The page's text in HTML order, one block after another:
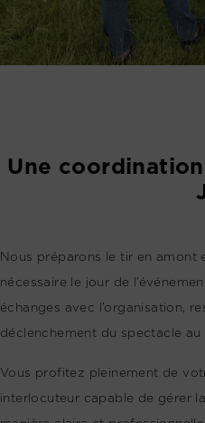
Une
Nous préparons le tir en amont
nécessaire le jour de
échanges avec l’organisation,
déclenchement du spectacle
Vous profitez pleinement de
interlocuteur capable de gérer